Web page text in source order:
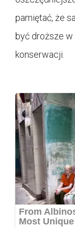
pamiętać, że
być droższe w
konserwacji.